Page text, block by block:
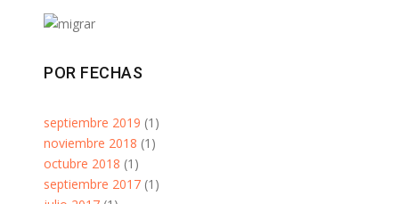
POR FECHAS
septiembre 2019 (1)
noviembre 2018 (1)
octubre 2018 (1)
septiembre 2017 (1)